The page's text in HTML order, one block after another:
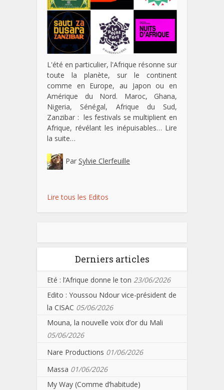
L'été en particulier, l'Afrique résonne sur
toute la planète, sur le continent
comme en Europe, au Japon ou en
Amérique du Nord. Maroc, Ghana,
Nigeria, Sénégal, Afrique du Sud,
Zanzibar : les festivals se multiplient en
Afrique, révélant les inépuisables… Lire
la suite…
Par Sylvie Clerfeuille
Lire tous les Editos
Derniers articles
Eté : l’Afrique donne le ton 23/06/2026
Edito : Youssou Ndour vice-président de
la CISAC 05/06/2026
Mouna, la nouvelle voix d’or du Mali
05/06/2026
Nare Productions 01/06/2026
Massa 01/06/2026
My Way (Comme d’habitude)